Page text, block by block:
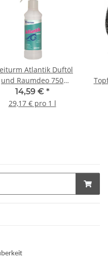
Atlantik Duftöl
und Raumdeo 750
ml/Sprühflasche
14,59 € *
29,17 € pro 1 l